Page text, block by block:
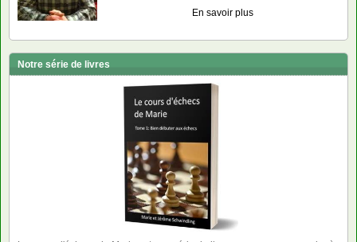
En savoir plus
Notre série de livres